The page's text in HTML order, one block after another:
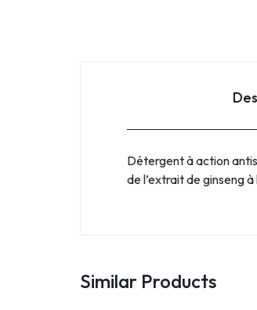
Détergent à action
de l’extrait de ginseng
Similar Products